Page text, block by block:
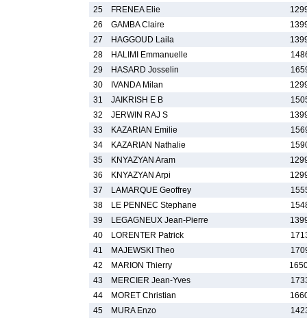
25
FRENEA Elie
26
GAMBA Claire
27
HAGGOUD Laila
28
HALIMI Emmanuelle
29
HASARD Josselin
30
IVANDA Milan
31
JAIKRISH E B
32
JERWIN RAJ S
33
KAZARIAN Emilie
34
KAZARIAN Nathalie
35
KNYAZYAN Aram
36
KNYAZYAN Arpi
37
LAMARQUE Geoffrey
38
LE PENNEC Stephane
39
LEGAGNEUX Jean-Pierre
40
LORENTER Patrick
41
MAJEWSKI Theo
42
MARION Thierry
43
MERCIER Jean-Yves
44
MORET Christian
45
MURA Enzo